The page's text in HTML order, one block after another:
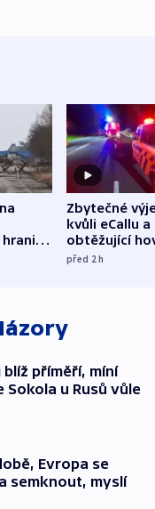
Zbytečné
kvůli eCallu a
obtěžující
zdržují
před 2h
blíž příměří, míní
Sokola u Rusů vůle
Evropa se
semknout, myslí